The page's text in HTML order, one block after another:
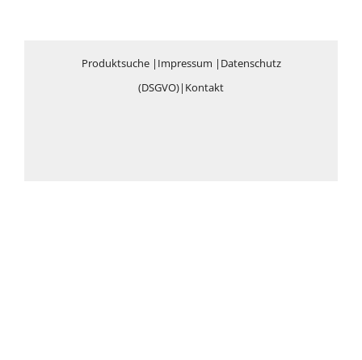
Produktsuche| Impressum | Datenschutz
(DSGVO)| Kontakt